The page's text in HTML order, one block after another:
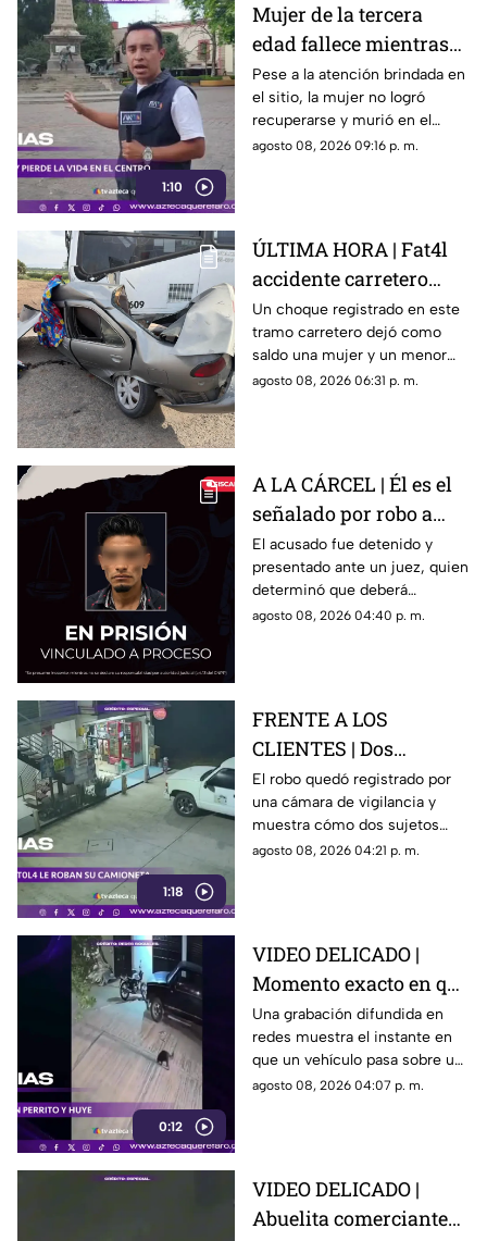
1:10
Mujer de la tercera
edad fallece mientras
caminaba por el Centro
de Querétaro
Pese a la atención brindada en
el sitio, la mujer no logró
recuperarse y murió en el
lugar.
agosto 08, 2026 09:16 p. m.
ÚLTIMA HORA | Fat4l
accidente carretero
deja una mujer y un
niño mu3rtos en San
Juan del Río
Un choque registrado en este
tramo carretero dejó como
saldo una mujer y un menor
sin vida, además de una
agosto 08, 2026 06:31 p. m.
A LA CÁRCEL | Él es el
señalado por robo a
una casa en Santa Rosa
Jáuregui
El acusado fue detenido y
presentado ante un juez, quien
determinó que deberá
permanecer en prisión
agosto 08, 2026 04:40 p. m.
1:18
FRENTE A LOS
CLIENTES | Dos
hombres enc4ñonan a
conductor y se llevan
su camioneta
El robo quedó registrado por
una cámara de vigilancia y
muestra cómo dos sujetos
obligaron a un conductor y a
agosto 08, 2026 04:21 p. m.
0:12
VIDEO DELICADO |
Momento exacto en que
camioneta atropella a
un perro y conductor
escapa
Una grabación difundida en
redes muestra el instante en
que un vehículo pasa sobre un
perro y continúa su camino sin
agosto 08, 2026 04:07 p. m.
VIDEO DELICADO |
Abuelita comerciante